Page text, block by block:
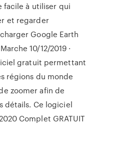
facile à utiliser qui
et regarder
Google Earth
10/12/2019 ·
gratuit permettant
régions du monde
zoomer afin de
détails. Ce logiciel
Complet GRATUIT